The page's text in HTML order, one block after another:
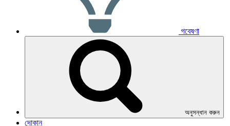
গবেষণা
অনুসন্ধান করুন
দোকান